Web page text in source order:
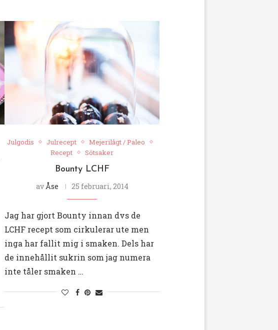
Julgodis Julrecept
Mejerilågt / Paleo
Recept
Sötsaker
Bounty LCHF
avÅse 25 februari, 2014
Jag har gjort Bounty innan dvs de
LCHF recept som cirkulerar ute men
inga har fallit mig i smaken. Dels har
de innehållit sukrin som jag numera
inte tåler smaken …